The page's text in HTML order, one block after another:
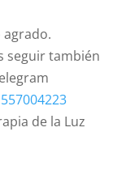
agrado.
seguir también
de la Luz